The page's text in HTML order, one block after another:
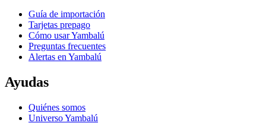
Guía de importación
Tarjetas prepago
Cómo usar Yambalú
Preguntas frecuentes
Alertas en Yambalú
Ayudas
Quiénes somos
Universo Yambalú